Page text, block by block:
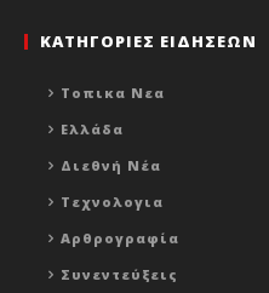
ΚΑΤΗΓΟΡΙΕΣ ΕΙΔΗΣΕΩΝ
Τοπικα Νεα
Ελλάδα
Διεθνή Νέα
Τεχνολογια
Αρθρογραφία
Συνεντεύξεις